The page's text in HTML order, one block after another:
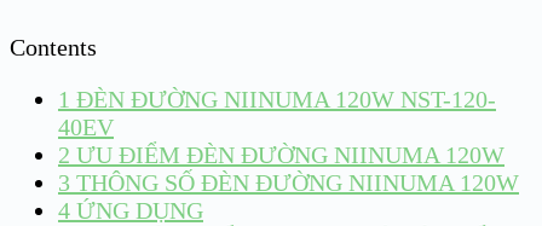
Contents
1 ĐÈN ĐƯỜNG NIINUMA 120W NST-120-
40EV
2 ƯU ĐIỂM ĐÈN ĐƯỜNG NIINUMA 120W
3 THÔNG SỐ ĐÈN ĐƯỜNG NIINUMA 120W
4 ỨNG DỤNG